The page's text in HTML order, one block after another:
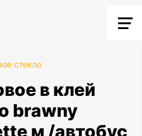
стекло
brawny
м /автобус